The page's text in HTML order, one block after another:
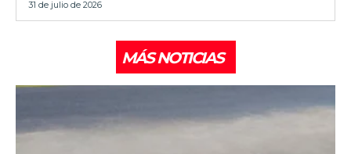
31 de julio de 2026
MÁS NOTICIAS